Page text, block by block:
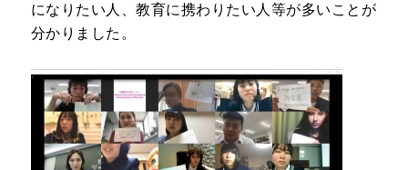
になりたい人、教育に携わりたい人等が多いことが
分かりました。